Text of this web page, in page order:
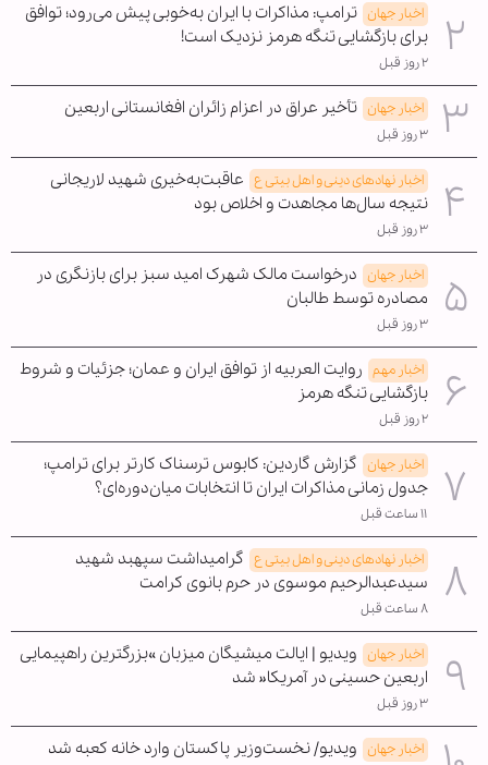
اخبار جهان ترامپ: مذاکرات با ایران به‌خوبی پیش می‌رود؛ توافق
برای بازگشایی تنگه هرمز نزدیک است!
۲ روز قبل
اخبار جهان تأخیر عراق در اعزام زائران افغانستانی اربعین
۳ روز قبل
اخبار نهادهای دینی و اهل بیتی ع عاقبت‌به‌خیری شهید لاریجانی
نتیجه سال‌ها مجاهدت و اخلاص بود
۳ روز قبل
اخبار جهان درخواست مالک شهرک امید سبز برای بازنگری در
مصادره توسط طالبان
۳ روز قبل
اخبار مهم روایت العربیه از توافق ایران و عمان؛ جزئیات و شروط
بازگشایی تنگه هرمز
۲ روز قبل
اخبار جهان گزارش گاردین: کابوس ترسناک کارتر برای ترامپ؛
جدول زمانی مذاکرات ایران تا انتخابات میان‌دوره‌ای؟
۱۱ ساعت قبل
اخبار نهادهای دینی و اهل بیتی ع گرامیداشت سپهبد شهید
سیدعبدالرحیم موسوی در حرم بانوی کرامت
۸ ساعت قبل
اخبار جهان ویدیو | ایالت میشیگان میزبان »بزرگترین راهپیمایی
اربعین حسینی در آمریکا« شد
۳ روز قبل
اخبار جهان ویدیو/ نخست‌وزیر پاکستان وارد خانه کعبه شد